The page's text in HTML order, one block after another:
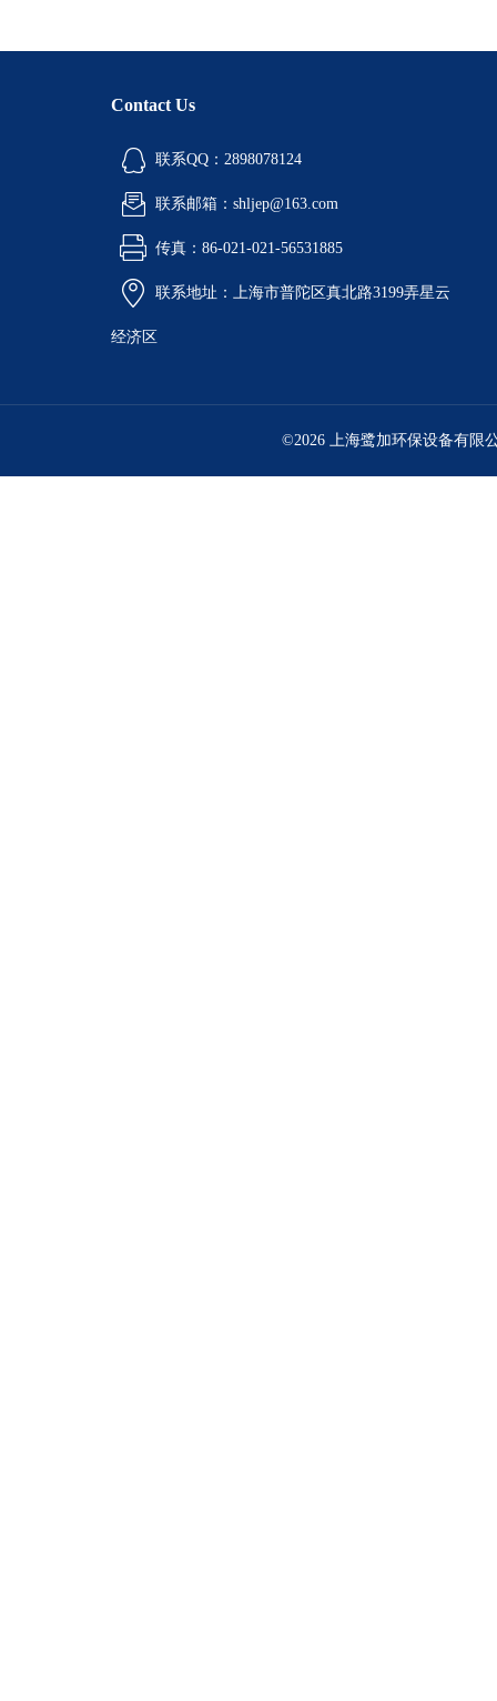
Contact Us
联系QQ：2898078124
联系邮箱：shljep@163.com
传真：86-021-021-56531885
联系地址：上海市普陀区真北路3199弄星云
经济区
©2026 上海鹭加环保设备有限